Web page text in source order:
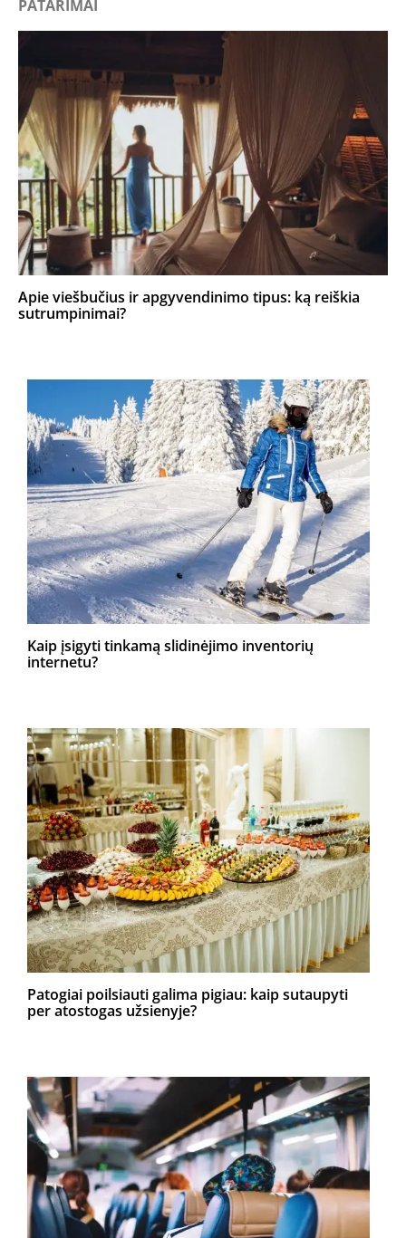
PATARIMAI
Apie viešbučius ir apgyvendinimo tipus: ką reiškia
sutrumpinimai?
Kaip įsigyti tinkamą slidinėjimo inventorių
internetu?
Patogiai poilsiauti galima pigiau: kaip sutaupyti
per atostogas užsienyje?